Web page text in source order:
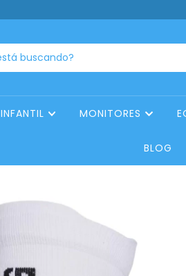
INFANTIL MONITORES
BLOG